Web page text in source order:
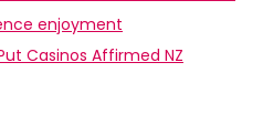
enjoyment
Casinos Affirmed NZ